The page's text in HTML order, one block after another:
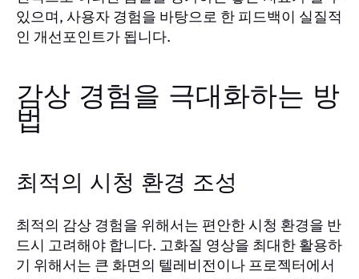
있으며, 사용자 경험을 바탕으로 한 피드백이 실질적
인 개선포인트가 됩니다.
감상 경험을 극대화하는 방
법
최적의 시청 환경 조성
최적의 감상 경험을 위해서는 편안한 시청 환경을 반
드시 고려해야 합니다. 고화질 영상을 최대한 활용하
기 위해서는 큰 화면의 텔레비전이나 프로젝터에서